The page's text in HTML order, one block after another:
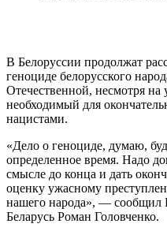
В Белоруссии продолжат
геноциде белорусского
Отечественной, несмотря
необходимый для
нацистами.
«Дело о геноциде, думаю,
определенное время. Надо
смысле до конца и дать
оценку ужасному
нашего народа», — сообщил
Беларусь Роман Головченко.